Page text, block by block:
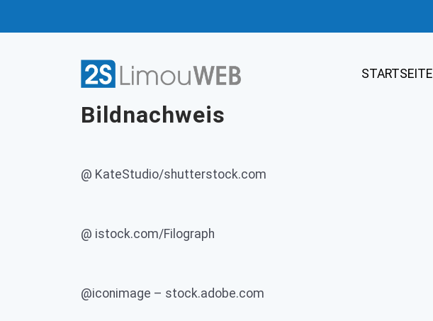
STARTSEITE
Bildnachweis
@ KateStudio/shutterstock.com
@ istock.com/Filograph
@iconimage – stock.adobe.com